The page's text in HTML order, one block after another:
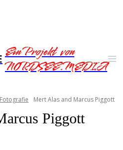
Ein Projekt von
NORDSEE.MEDIA
Mert Alas and Marcus Piggott
Piggott